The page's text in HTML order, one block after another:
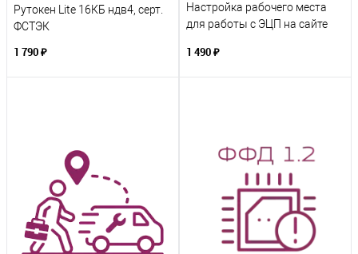
Рутокен Lite 16КБ ндв4, серт.
ФСТЭК
1 790 ₽
Настройка рабочего места
для работы с ЭЦП на сайте
1 490 ₽